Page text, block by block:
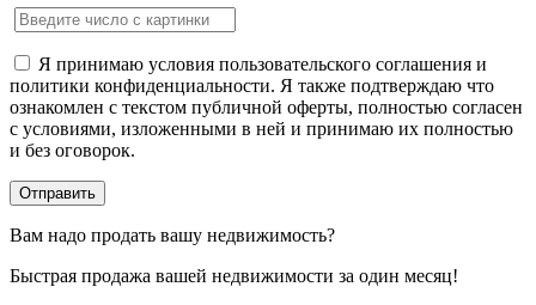
Я принимаю условия пользовательского соглашения и
политики конфиденциальности. Я также подтверждаю что
ознакомлен с текстом публичной оферты, полностью согласен
с условиями, изложенными в ней и принимаю их полностью
и без оговорок.
Вам надо продать вашу недвижимость?
Быстрая продажа вашей недвижимости за один месяц!